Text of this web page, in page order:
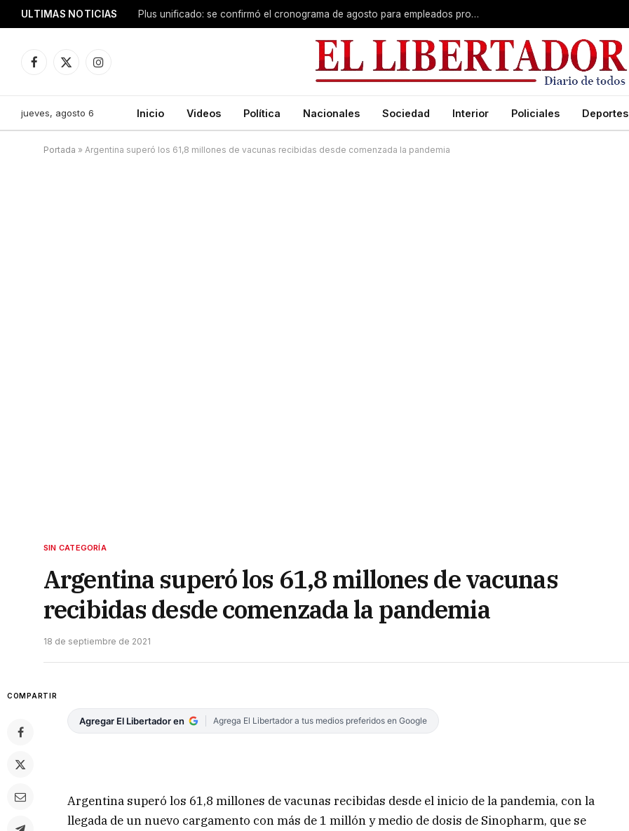
ULTIMAS NOTICIAS Plus unificado: se confirmó el cronograma de agosto para empleados provinciales
Facebook
X
Instagram
jueves, agosto 6 Inicio Videos Política Nacionales Sociedad Interior Policiales Deportes
Portada » Argentina superó los 61,8 millones de vacunas recibidas desde comenzada la pandemia
SIN CATEGORÍA
Argentina superó los 61,8 millones de vacunas
recibidas desde comenzada la pandemia
18 de septiembre de 2021
COMPARTIR
Agregar El Libertador en Agrega El Libertador a tus medios preferidos en Google
Argentina superó los 61,8 millones de vacunas recibidas desde el inicio de la pandemia, con la
llegada de un nuevo cargamento con más de 1 millón y medio de dosis de Sinopharm, que se